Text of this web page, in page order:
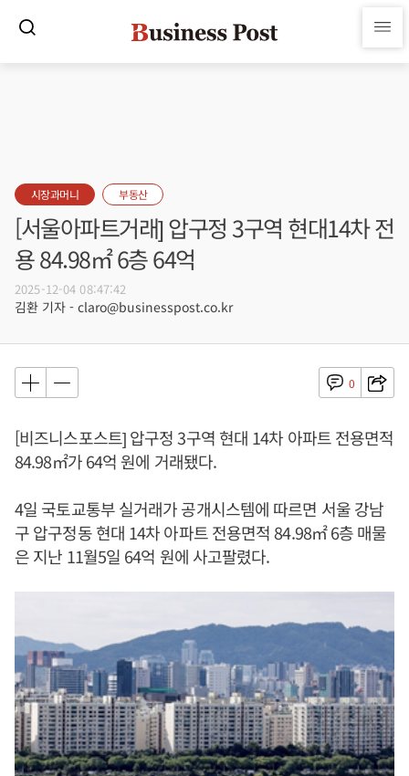
시장과머니 부동산
[서울아파트거래] 압구정 3구역 현대14차 전
용 84.98㎡ 6층 64억
2025-12-04 08:47:42
김환 기자 - claro@businesspost.co.kr
0
[비즈니스포스트] 압구정 3구역 현대 14차 아파트 전용면적
84.98㎡가 64억 원에 거래됐다.
4일 국토교통부 실거래가 공개시스템에 따르면 서울 강남
구 압구정동 현대 14차 아파트 전용면적 84.98㎡ 6층 매물
은 지난 11월5일 64억 원에 사고팔렸다.